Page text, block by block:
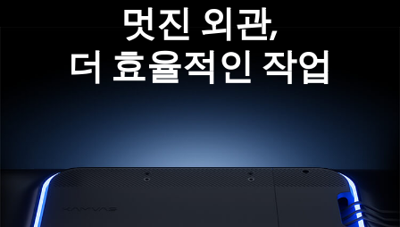
멋진 외관,
더 효율적인 작업